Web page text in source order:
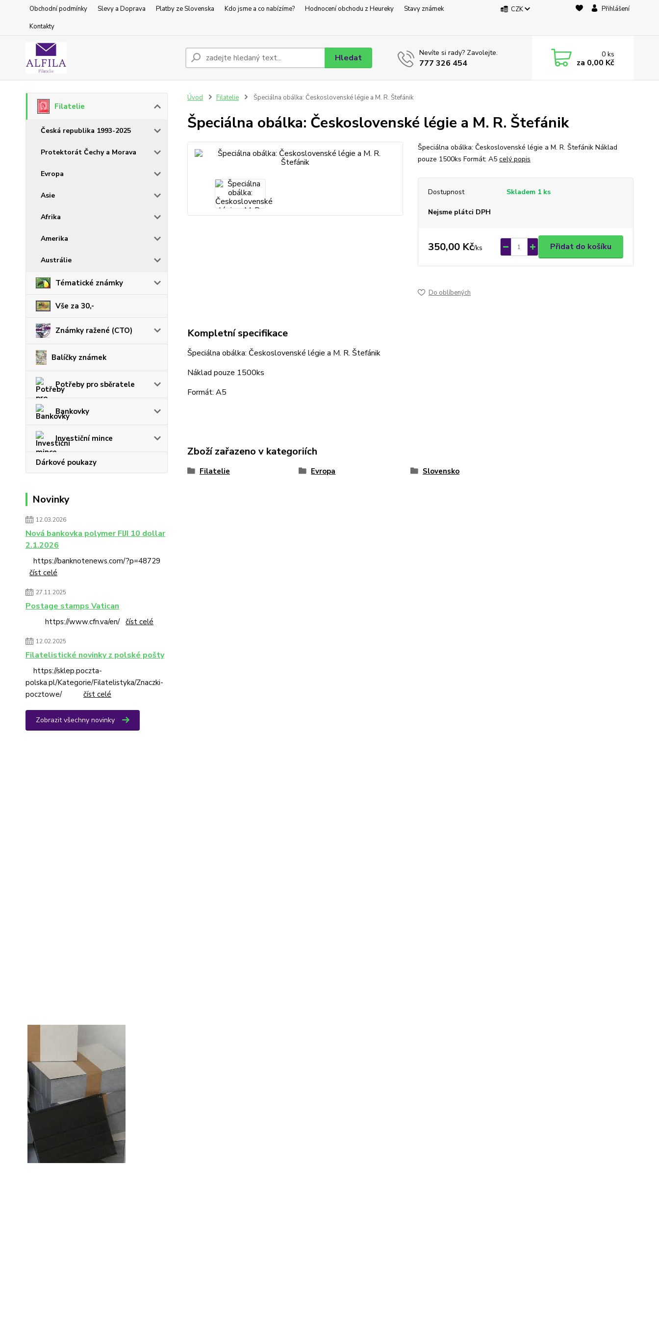
Obchodní podmínky Slevy a Doprava Platby ze Slovenska Kdo jsme a co nabízíme? Hodnocení obchodu z Heureky
Stavy známek
Kontakty
CZK Přihlášení
Hledat Nevíte si rady? Zavolejte.
777 326 454
0ks
za 0,00 Kč
Filatelie
Česká republika 1993-2025
Protektorát Čechy a Morava
Evropa
Asie
Afrika
Amerika
Austrálie
Tématické známky
Vše za 30,-
Známky ražené (CTO)
Balíčky známek
Potřeby pro sběratele
Bankovky
Investiční mince
Dárkové poukazy
Novinky
12.03.2026
Nová bankovka polymer FIJI 10 dollar
2.1.2026
https://banknotenews.com/?p=48729
číst celé
27.11.2025
Postage stamps Vatican
https://www.cfn.va/en/ číst celé
12.02.2025
Filatelistické novinky z polské pošty
https://sklep.poczta-
polska.pl/Kategorie/Filatelistyka/Znaczki-
pocztowe/ číst celé
Zobrazit všechny novinky
Úvod Filatelie Špeciálna obálka: Československé légie a M. R. Štefánik
Špeciálna obálka: Československé légie a M. R. Štefánik
Špeciálna obálka: Československé légie a M. R. Štefánik Náklad
pouze 1500ks Formát: A5 celý popis
Dostupnost Skladem 1 ks
Nejsme plátci DPH
350,00 Kč/ks Přidat do košíku
Do oblíbených
Kompletní specifikace
Špeciálna obálka: Československé légie a M. R. Štefánik
Náklad pouze 1500ks
Formát: A5
Zboží zařazeno v kategoriích
Filatelie Evropa Slovensko